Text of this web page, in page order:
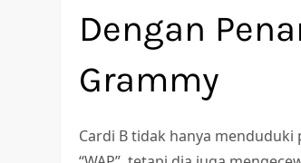
Dengan
Grammy
Cardi B tidak hanya